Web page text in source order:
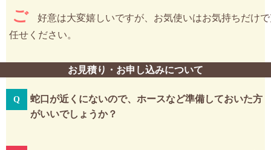
ご
好意は大変嬉しいですが、お気使いはお気持ちだけ
任せください。
お見積り・お申し込みについて
蛇口が近くにないので、ホースなど準備しておいた方
がいいでしょうか？